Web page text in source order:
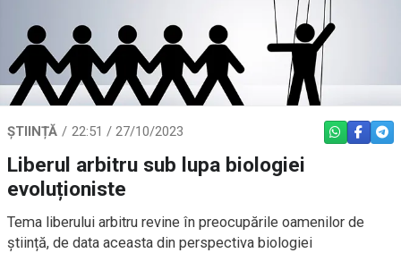
ȘTIINȚĂ 22:51 / 27/10/2023 WHATSAPP
Liberul arbitru sub lupa biologiei
evoluționiste
Tema liberului arbitru revine în preocupările oamenilor de
știință, de data aceasta din perspectiva biologiei